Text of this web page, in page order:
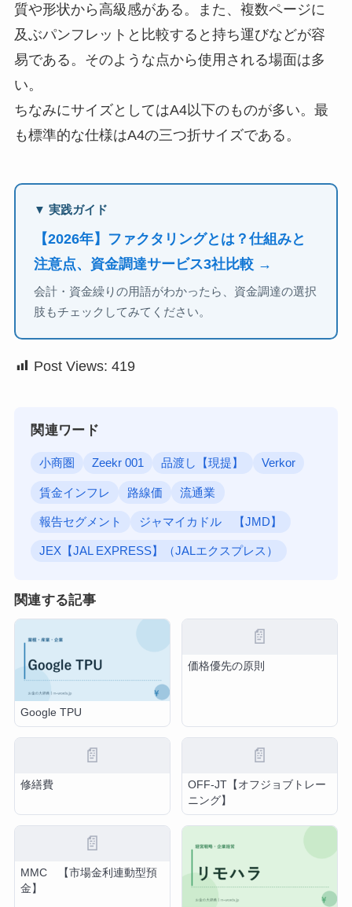
質や形状から高級感がある。また、複数ページに
及ぶパンフレットと比較すると持ち運びなどが容
易である。そのような点から使用される場面は多
い。
ちなみにサイズとしてはA4以下のものが多い。最
も標準的な仕様はA4の三つ折サイズである。
▼ 実践ガイド
【2026年】ファクタリングとは？仕組みと
注意点、資金調達サービス3社比較 →
会計・資金繰りの用語がわかったら、資金調達の選択
肢もチェックしてみてください。
Post Views: 419
関連ワード
小商圏 Zeekr 001 品渡し【現提】 Verkor
賃金インフレ 路線価 流通業
報告セグメント ジャマイカドル 【JMD】
JEX【JAL EXPRESS】（JALエクスプレス）
関連する記事
Google TPU
📄
価格優先の原則
📄
修繕費
📄
OFF-JT【オフジョブトレー
ニング】
📄
MMC 【市場金利連動型預
金】